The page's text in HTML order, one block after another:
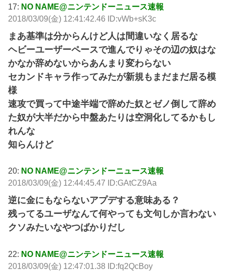
17: NO NAME@ニンテンドーニュース速報
2018/03/09(金) 12:41:42.46 ID:vWb+sK3c
まあ基準は分からんけど人は間違いなく居るな
ヘビーユーザーペースで進んでりゃその辺の奴はな
かなか辞めないからあんまり変わらない
セカンドキャラ作ってみたが新規もまだまだ居る模
様
速攻で買って中途半端で辞めた奴とゼノ倒して辞め
た奴が大半だから中盤あたりは空洞化してるかもし
れんな
知らんけど
20: NO NAME@ニンテンドーニュース速報
2018/03/09(金) 12:44:45.47 ID:GAtCZ9Aa
逆に金にもならないアプデする意味ある？
残ってるユーザなんて何やっても文句しか言わない
クソみたいなやつばかりだし
22: NO NAME@ニンテンドーニュース速報
2018/03/09(金) 12:47:01.38 ID:fq2QcBoy